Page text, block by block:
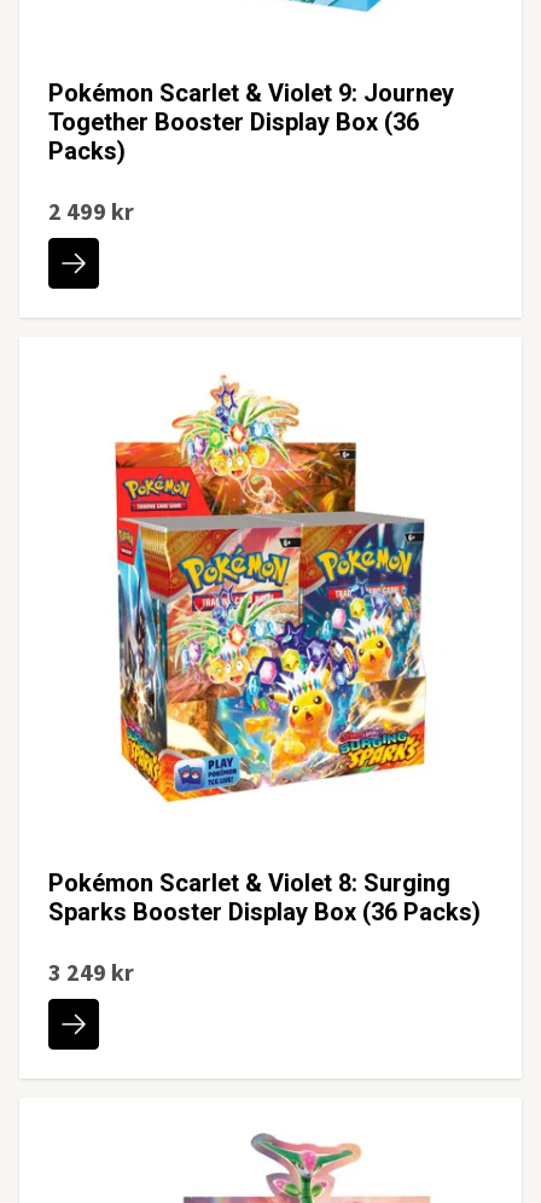
Pokémon Scarlet & Violet 9: Journey
Together Booster Display Box (36
Packs)
2 499 kr
Pokémon Scarlet & Violet 8: Surging
Sparks Booster Display Box (36 Packs)
3 249 kr